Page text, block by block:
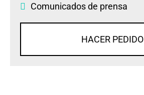
Comunicados de prensa
HACER PEDIDO